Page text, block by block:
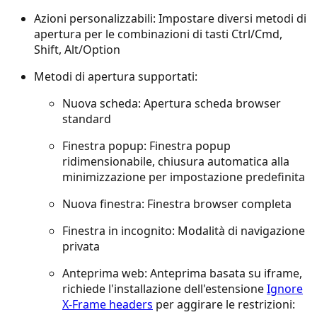
Azioni personalizzabili: Impostare diversi metodi di
apertura per le combinazioni di tasti Ctrl/Cmd,
Shift, Alt/Option
Metodi di apertura supportati:
Nuova scheda: Apertura scheda browser
standard
Finestra popup: Finestra popup
ridimensionabile, chiusura automatica alla
minimizzazione per impostazione predefinita
Nuova finestra: Finestra browser completa
Finestra in incognito: Modalità di navigazione
privata
Anteprima web: Anteprima basata su iframe,
richiede l'installazione dell'estensioneIgnore
X-Frame headers per aggirare le restrizioni: